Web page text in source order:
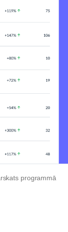
programmā